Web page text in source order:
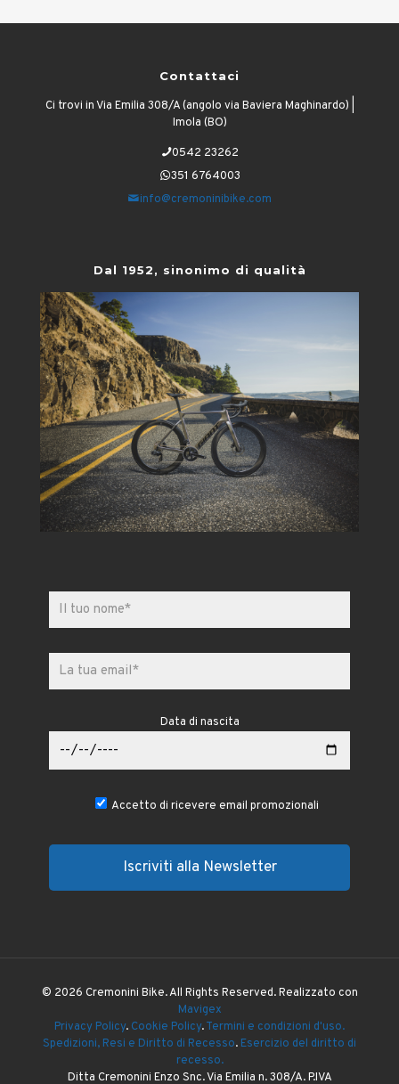
Contattaci
Ci trovi in Via Emilia 308/A (angolo via Baviera Maghinardo) |
Imola (BO)
0542 23262
351 6764003
info@cremoninibike.com
Dal 1952, sinonimo di qualità
Data di nascita
Accetto di ricevere email promozionali
© 2026 Cremonini Bike. All Rights Reserved. Realizzato con
Mavigex
Privacy Policy. Cookie Policy.Termini e condizioni d'uso.
Spedizioni, Resi e Diritto di Recesso. Esercizio del diritto di
recesso.
Ditta Cremonini Enzo Snc. Via Emilia n. 308/A. P.IVA